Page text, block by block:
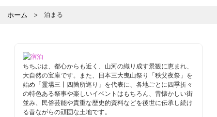
ホーム 泊まる
ちちぶは、都心からも近く、山河の織り成す景観に恵まれ、
大自然の宝庫です。また、日本三大曳山祭り「秩父夜祭」を
始め「霊場三十四箇所巡り」を代表に、各地ごとに四季折々
の特色ある祭事や楽しいイベントはもちろん、昔懐かしい街
並み、民俗芸能や貴重な歴史的資料などを後世に伝承し続け
る昔ながらの頑固な土地です。